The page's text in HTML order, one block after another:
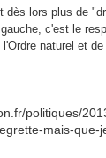
dès lors plus de
c'est le
naturel et
politiques/
mais-que-